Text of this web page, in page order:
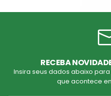
RECEBA
Insira seus dados abaixo
que acontece